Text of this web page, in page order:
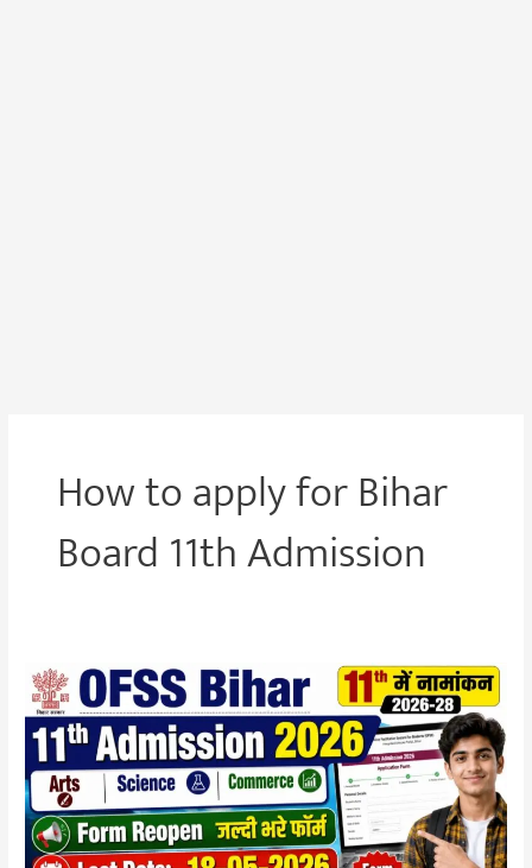
How to apply for Bihar
Board 11th Admission
Bihar
Board
11th
Admission
Date
2026-
28|